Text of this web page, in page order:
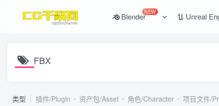
BlenderNEW Unreal
FBX
类型 插件/Plugin 资产包/Asset 角色/Character
项目文件/